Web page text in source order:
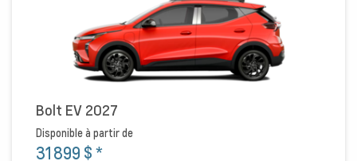
Bolt EV 2027
Disponible à partir de
31 899 $*